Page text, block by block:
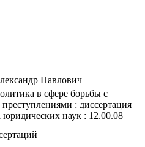
Павлович
в сфере борьбы с
: диссертация
юридических наук : 12.00.08